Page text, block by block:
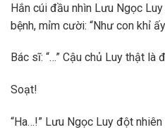
Hắn cúi đầu nhìn Lưu Ngọc
bệnh, mỉm cười: “Như con khỉ
Bác sĩ: “…” Cậu chủ Luy thật là
Soạt!
“Ha…!” Lưu Ngọc Luy đột